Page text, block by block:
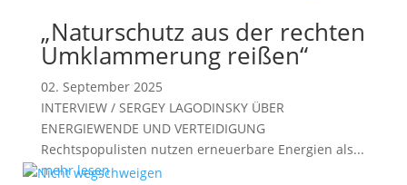
„Naturschutz aus der rechten
Umklammerung reißen“
02. September 2025
INTERVIEW / SERGEY LAGODINSKY ÜBER
ENERGIEWENDE UND VERTEIDIGUNG
Rechtspopulisten nutzen erneuerbare Energien als...
mehr lesen